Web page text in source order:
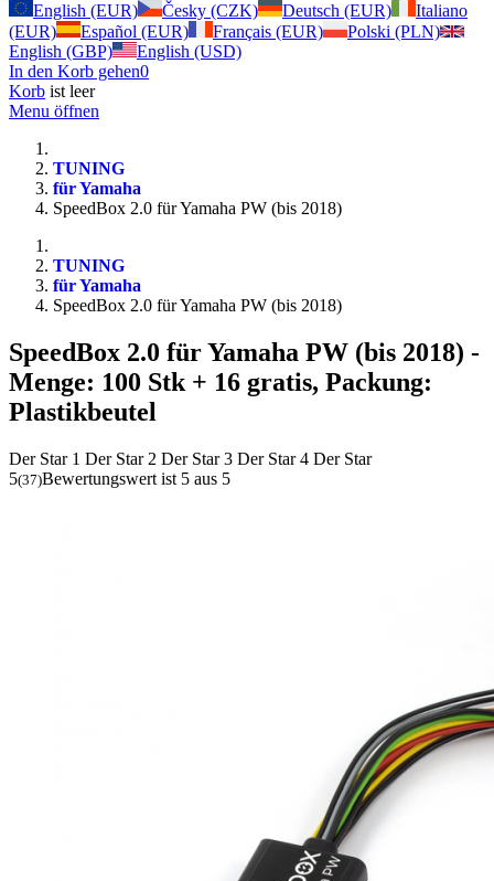
English (EUR)
Česky (CZK) Deutsch (EUR)
Italiano
(EUR)
Español (EUR) Français (EUR)
Polski (PLN)
English (GBP)
English (USD)
In den Korb gehen0
Korb ist leer
Menu öffnen
TUNING
für Yamaha
SpeedBox 2.0 für Yamaha PW (bis 2018)
TUNING
für Yamaha
SpeedBox 2.0 für Yamaha PW (bis 2018)
SpeedBox 2.0 für Yamaha PW (bis 2018) -
Menge: 100 Stk + 16 gratis, Packung:
Plastikbeutel
Der Star 1 Der Star 2 Der Star 3 Der Star 4 Der Star
5(37)Bewertungswert ist 5 aus 5